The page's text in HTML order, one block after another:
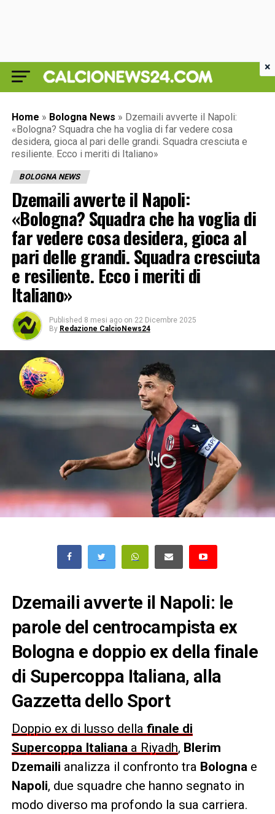
Home » Bologna News » Dzemaili avverte il Napoli:
«Bologna? Squadra che ha voglia di far vedere cosa
desidera, gioca al pari delle grandi. Squadra cresciuta e
resiliente. Ecco i meriti di Italiano»
BOLOGNA NEWS
Dzemaili avverte il Napoli:
«Bologna? Squadra che ha voglia di
far vedere cosa desidera, gioca al
pari delle grandi. Squadra cresciuta
e resiliente. Ecco i meriti di
Italiano»
Published 8 mesi ago on 22 Dicembre 2025
By Redazione CalcioNews24
Dzemaili avverte il Napoli: le
parole del centrocampista ex
Bologna e doppio ex della finale
di Supercoppa Italiana, alla
Gazzetta dello Sport
Doppio ex di lusso della finale di
Supercoppa Italiana a Riyadh, Blerim
Dzemaili analizza il confronto tra Bologna e
Napoli, due squadre che hanno segnato in
modo diverso ma profondo la sua carriera.
×